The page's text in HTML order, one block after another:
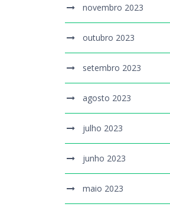
novembro 2023
outubro 2023
setembro 2023
agosto 2023
julho 2023
junho 2023
maio 2023